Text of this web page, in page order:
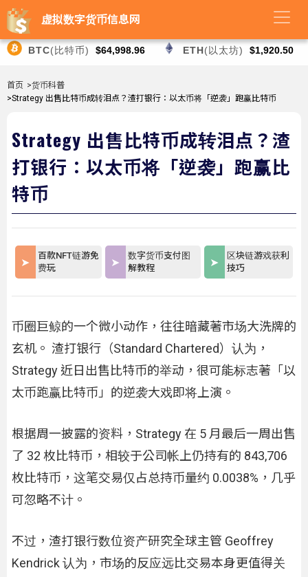
虚拟数字货币信息网
BTC(比特币) $64,998.96 ETH(以太坊) $1,920.50
首页 >货币科普
>Strategy 出售比特币成转泪点？渣打银行：以太币将「逆袭」跑赢比特币
Strategy 出售比特币成转泪点？渣
打银行：以太币将「逆袭」跑赢比
特币
百款NFT链游免
费玩
数字货币支付图
解教程
区块链游戏获利
技巧
币圈巨鲸的一个微小动作，往往暗藏著市场大洗牌的
玄机。 渣打银行（Standard Chartered）认为，
Strategy 近日出售比特币的举动，很可能标志著「以
太币跑赢比特币」的逆袭大戏即将上演。
根据周一披露的资料，Strategy 在 5 月最后一周出售
了 32 枚比特币，相较于公司帐上仍持有的 843,706
枚比特币，这笔交易仅占总持币量约 0.0038%，几乎
可忽略不计。
不过，渣打银行数位资产研究全球主管 Geoffrey
Kendrick 认为，市场的反应远比交易本身更值得关